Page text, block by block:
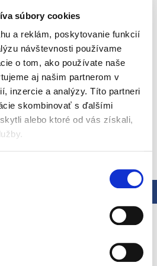
súbory cookies
a reklám, poskytovanie funkcií
návštevnosti používame
o tom, ako používate naše
aj našim partnerom v
inzercie a analýzy. Títo partneri
skombinovať s ďalšími
alebo ktoré od vás získali,
dieťa
bol vyvinutý s ohľadom na rodičov
a zároveň podporuje zdravie
miesta okolo okraja, ako
pomáha podporovať
dieťaťa. A vďaka tomu, že
žiadne ďalšie slamky ani
ešte ľahšie sa čistí.
sú neporiadne, najmä
s pohármi. Teraz si